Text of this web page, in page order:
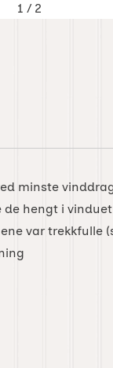
1 / 2
minste
hengt i
var trekkfulle